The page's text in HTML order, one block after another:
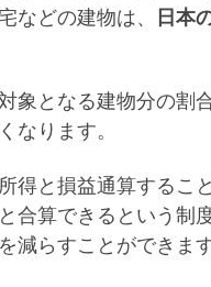
などの建物は、
日本
象となる建物分の割
なります。
得と 損益通算するこ
合算できるという制
減らすことができま